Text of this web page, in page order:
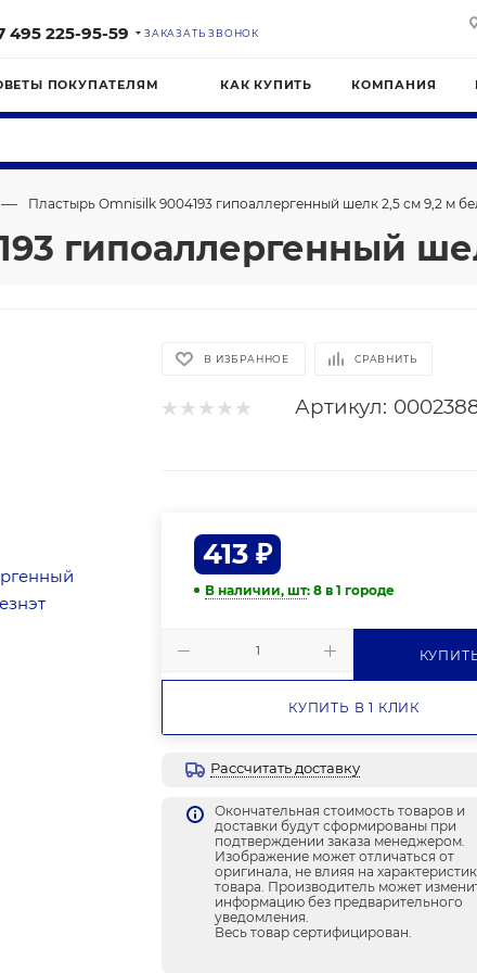
495 225-95-59 ЗАКАЗАТЬ ЗВОНОК
ПОКУПАТЕЛЯМ КАК КУПИТЬ КОМПАНИЯ
— Пластырь Omnisilk 9004193 гипоаллергенный шелк 2,5 см 9,2 м
гипоаллергенный
В ИЗБРАННОЕ СРАВНИТЬ
Артикул:
413 ₽
В наличии, шт: 8в 1 городе
КУПИТЬ В 1 КЛИК
Рассчитать доставку
Окончательная стоимость товаров и
доставки будут сформированы при
подтверждении заказа менеджером.
Изображение может отличаться от
оригинала, не влияя на
товара. Производитель может
информацию без предварительного
уведомления.
Весь товар сертифицирован.